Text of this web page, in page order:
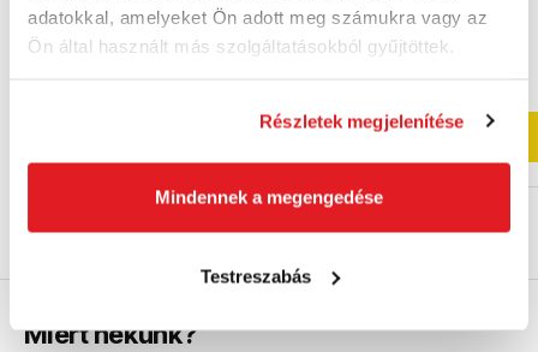
adatokkal, amelyeket Ön adott meg számukra vagy az
Ön által használt más szolgáltatásokból gyűjtöttek.
Részletek megjelenítése
Mindennek a megengedése
Testreszabás
15 060 Ft
11 260 Ft
7 530 Ft
5 610 Ft
4 420 Ft ÁFA nélkül
Miért nekünk?